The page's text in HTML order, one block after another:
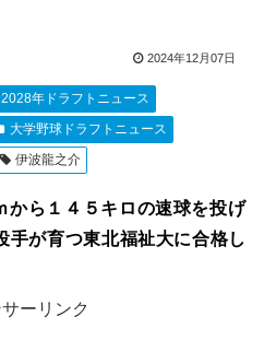
2024年12月07日
2028年ドラフトニュース
大学野球ドラフトニュース
伊波龍之介
から１４５キロの速球を投げ
手が育つ東北福祉大に合格し
ーリンク